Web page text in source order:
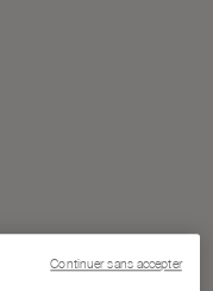
Continuer sans accepter